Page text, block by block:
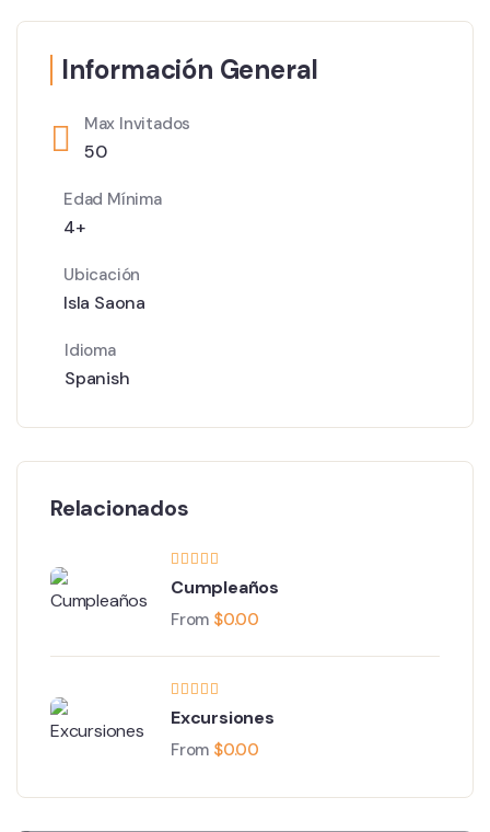
Información General
Max Invitados
50
Edad Mínima
4+
Ubicación
Isla Saona
Idioma
Spanish
Relacionados
Cumpleaños
From $0.00
Excursiones
From $0.00